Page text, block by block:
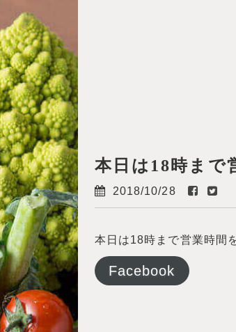
本日は18時まで
2018/10/28
本日は18時まで営業時間
Facebook
About KULA
Food & Drink
Multi-purpose space
Access
News
TOP